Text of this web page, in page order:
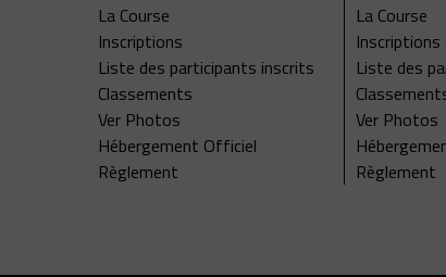
La Course
Inscriptions
Liste des participants inscrits
Classements
Ver Photos
Hébergement Officiel
Règlement
La Course
Inscriptions
Liste des
Ver Photos
Règlement